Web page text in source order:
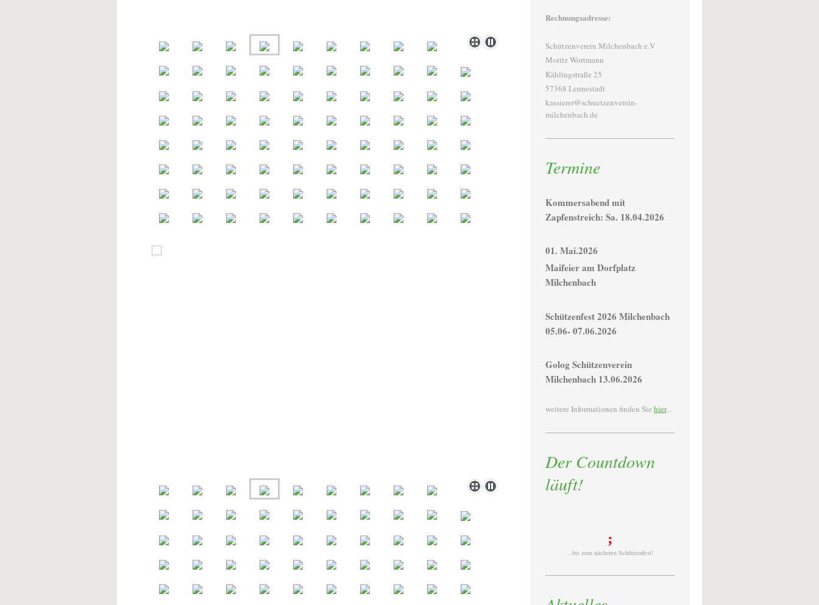
Rechnungsadresse:
Schützenverein Milchenbach e.V
Moritz Wortmann
Kählingstraße 25
57368 Lennestadt
kassierer@schuetzenverein-
milchenbach.de
Termine
Kommersabend mit
Zapfenstreich: Sa. 18.04.2026
01. Mai.2026
Maifeier am Dorfplatz
Milchenbach
Schützenfest 2026 Milchenbach
05.06- 07.06.2026
Golog Schützenverein
Milchenbach 13.06.2026
weitere Informationen finden Sie hier...
Der Countdown
läuft!
;
...bis zum nächsten Schützenfest!